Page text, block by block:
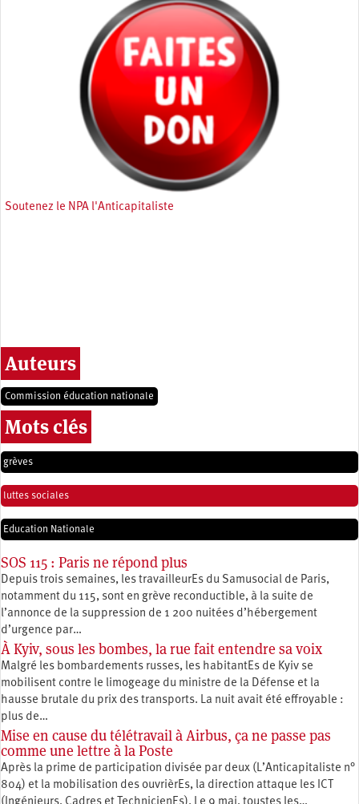
Soutenez le NPA l'Anticapitaliste
Auteurs
Commission éducation nationale
Mots clés
grèves
luttes sociales
Education Nationale
SOS 115 : Paris ne répond plus
Depuis trois semaines, les travailleurEs du Samusocial de Paris,
notamment du 115, sont en grève reconductible, à la suite de
l’annonce de la suppression de 1 200 nuitées d’hébergement
d’urgence par…
À Kyiv, sous les bombes, la rue fait entendre sa voix
Malgré les bombardements russes, les habitantEs de Kyiv se
mobilisent contre le limogeage du ministre de la Défense et la
hausse brutale du prix des transports. La nuit avait été effroyable :
plus de…
Mise en cause du télétravail à Airbus, ça ne passe pas
comme une lettre à la Poste
Après la prime de participation divisée par deux (L’Anticapitaliste n°
804) et la mobilisation des ouvrièrEs, la direction attaque les ICT